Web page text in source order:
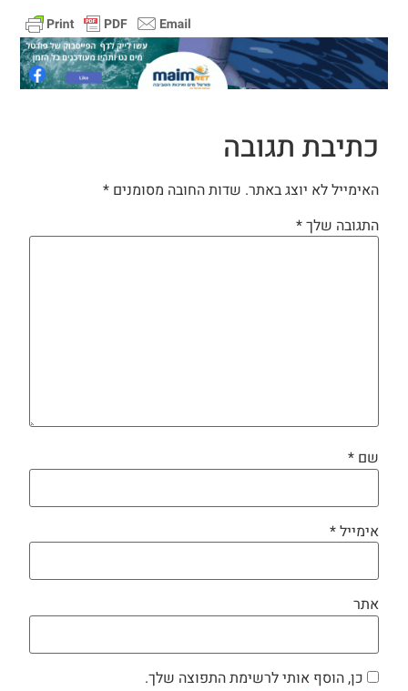
כתיבת תגובה
האימייל לא יוצג באתר. שדות החובה מסומנים *
התגובה שלך*
שם *
אימייל*
אתר
כן, הוסף אותי לרשימת התפוצה שלך.